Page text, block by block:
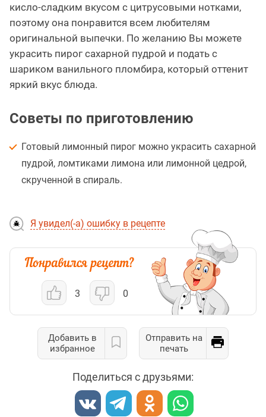
кисло-сладким вкусом с цитрусовыми нотками,
поэтому она понравится всем любителям
оригинальной выпечки. По желанию Вы можете
украсить пирог сахарной пудрой и подать с
шариком ванильного пломбира, который оттенит
яркий вкус блюда.
Советы по приготовлению
Готовый лимонный пирог можно украсить сахарной
пудрой, ломтиками лимона или лимонной цедрой,
скрученной в спираль.
Я увидел(-а) ошибку в рецепте
3 0
Добавить в
избранное
Отправить на
печать
Поделиться с друзьями: